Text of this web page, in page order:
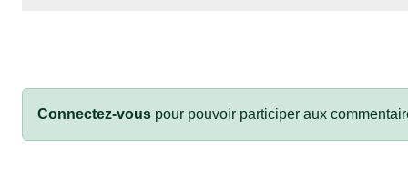
Connectez-vous pour pouvoir participer aux